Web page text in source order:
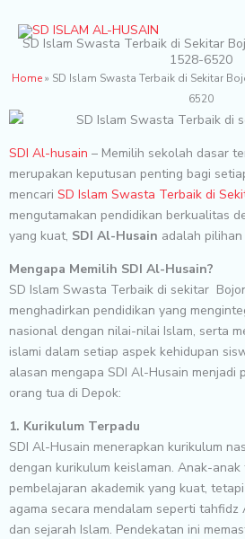
contentSD Islam Swasta Terbaik di Sekitar
1528-6520
Home» SD Islam Swasta Terbaik di Sekitar
6520
SDI Al-husain – Memilih sekolah dasar
merupakan keputusan penting bagi
mencari SD Islam Swasta Terbaik di
mengutamakan pendidikan berkualitas
yang kuat, SDI Al-Husain adalah
Mengapa Memilih SDI Al-Husain?
SD Islam Swasta Terbaik di sekitar
menghadirkan pendidikan yang
nasional dengan nilai-nilai Islam, serta
islami dalam setiap aspek kehidupan
alasan mengapa SDI Al-Husain menjadi
orang tua di Depok:
1. Kurikulum Terpadu
SDI Al-Husain menerapkan kurikulum
dengan kurikulum keislaman. Anak-
pembelajaran akademik yang kuat,
agama secara mendalam seperti tahfidz
dan sejarah Islam. Pendekatan ini